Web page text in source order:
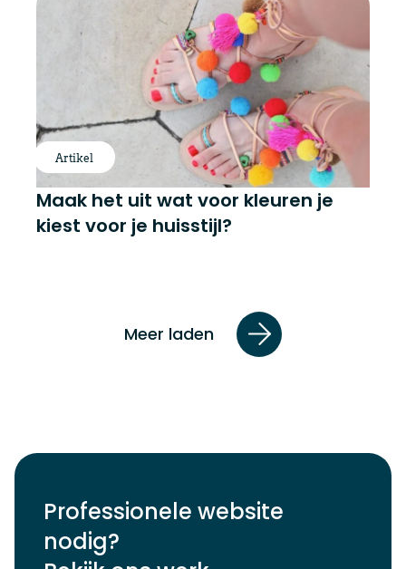
Artikel
Maak het uit wat voor kleuren je
kiest voor je huisstijl?
Meer laden
Professionele website
nodig?